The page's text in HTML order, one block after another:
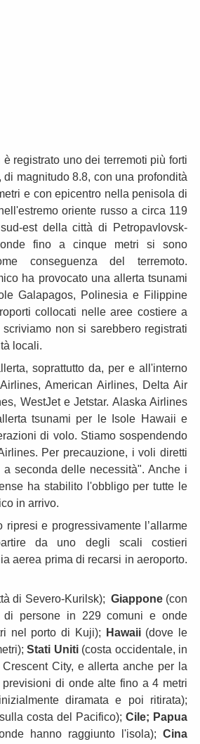
è registrato uno dei terremoti più forti
di magnitudo 8.8, con una profondità
e con epicentro nella penisola di
oriente russo a circa 119
est della città di Petropavlovsk-
onde fino a cinque metri si sono
conseguenza del terremoto.
ha provocato una allerta tsunami
Galapagos, Polinesia e Filippine
collocati nelle aree costiere a
non si sarebbero registrati
locali.
soprattutto da, per e all'interno
American Airlines, Delta Air
WestJet e Jetstar. Alaska Airlines
tsunami per le Isole Hawaii e
di volo. Stiamo sospendendo
Per precauzione, i voli diretti
seconda delle necessità". Anche i
ha stabilito l'obbligo per tutte le
in arrivo.
e progressivamente l’allarme
da uno degli scali costieri
aerea prima di recarsi in aeroporto.
di Severo-Kurilsk); Giappone(con
di persone in 229 comuni e onde
nel porto di Kuji);
Hawaii(dove le
Stati Uniti(costa occidentale, in
City, e allerta anche per la
di onde alte fino a 4 metri
diramata e poi ritirata);
costa del Pacifico); Cile; Papua
hanno raggiunto l'isola); Cina